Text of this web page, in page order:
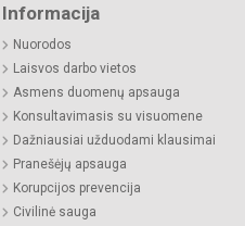
Informacija
Nuorodos
Laisvos darbo vietos
Asmens duomenų apsauga
Konsultavimasis su visuomene
Dažniausiai užduodami klausimai
Pranešėjų apsauga
Korupcijos prevencija
Civilinė sauga